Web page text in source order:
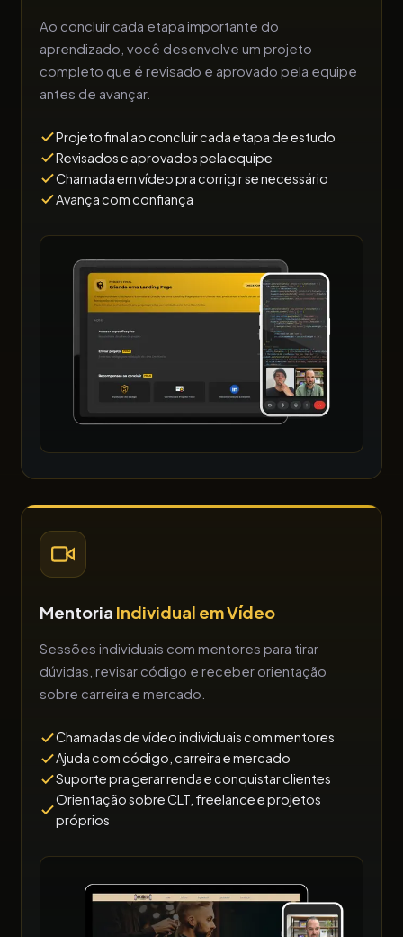
Ao concluir cada etapa importante do
aprendizado, você desenvolve um projeto
completo que é revisado e aprovado pela equipe
antes de avançar.
Projeto final ao concluir cada etapa de estudo
Revisados e aprovados pela equipe
Chamada em vídeo pra corrigir se necessário
Avança com confiança
Mentoria Individual em Vídeo
Sessões individuais com mentores para tirar
dúvidas, revisar código e receber orientação
sobre carreira e mercado.
Chamadas de vídeo individuais com mentores
Ajuda com código, carreira e mercado
Suporte pra gerar renda e conquistar clientes
Orientação sobre CLT, freelance e projetos
próprios